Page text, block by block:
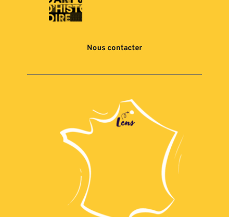
Nous contacter